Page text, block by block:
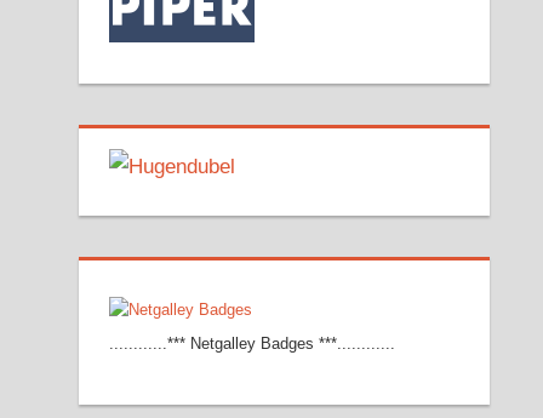
............*** Netgalley Badges ***............